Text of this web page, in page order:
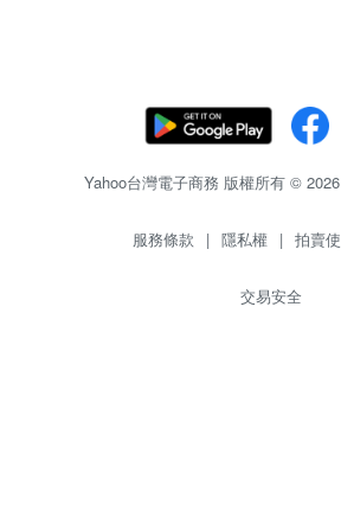
Yahoo台灣電子商務 版權所有 ©
服務條款 | 隱私權 | 拍賣
交易安全